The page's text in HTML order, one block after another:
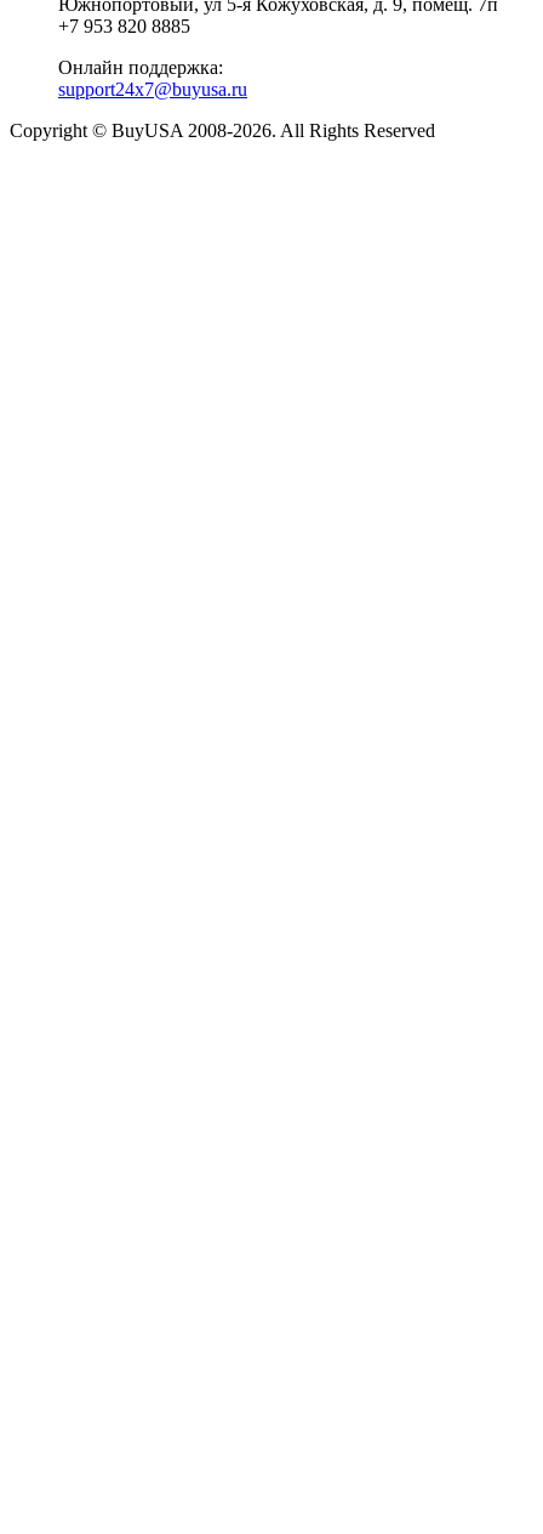
+7 953 820 8885
Онлайн поддержка:
support24x7@buyusa.ru
Copyright © BuyUSA 2008-2026. All Rights Reserved